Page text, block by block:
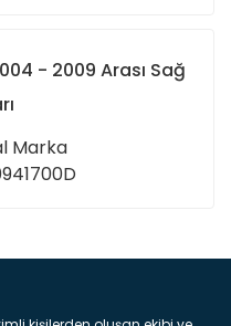
- 2009 Arası Sağ
Marka